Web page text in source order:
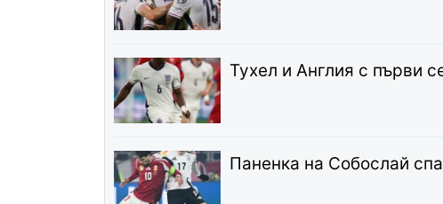
Тухел и Англия с първи
Паненка на Собослай